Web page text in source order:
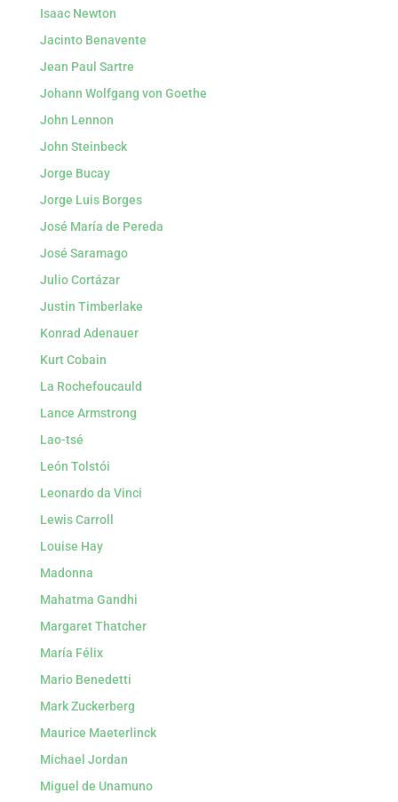
Isaac Newton
Jacinto Benavente
Jean Paul Sartre
Johann Wolfgang von Goethe
John Lennon
John Steinbeck
Jorge Bucay
Jorge Luis Borges
José María de Pereda
José Saramago
Julio Cortázar
Justin Timberlake
Konrad Adenauer
Kurt Cobain
La Rochefoucauld
Lance Armstrong
Lao-tsé
León Tolstói
Leonardo da Vinci
Lewis Carroll
Louise Hay
Madonna
Mahatma Gandhi
Margaret Thatcher
María Félix
Mario Benedetti
Mark Zuckerberg
Maurice Maeterlinck
Michael Jordan
Miguel de Unamuno